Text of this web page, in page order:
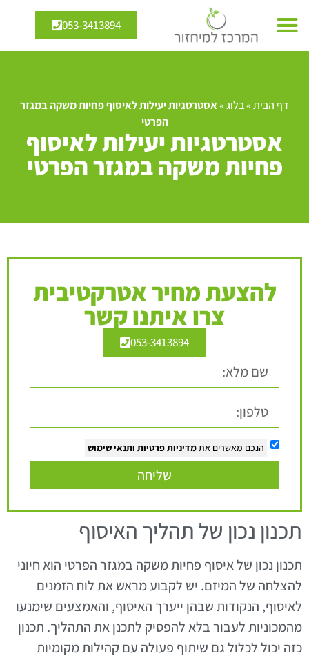
053-3413894
דף הבית»בלוג»אסטרטגיות יעילות לאיסוף פחיות משקה במגזר
הפרטי
אסטרטגיות יעילות לאיסוף
פחיות משקה במגזר הפרטי
להצעת מחיר אטרקטיבית
צרו איתנו קשר
053-3413894
הנכם מאשרים את מדיניות פרטיות ותנאי שימוש
שליחה
תכנון נכון של תהליך האיסוף
תכנון נכון של איסוף פחיות משקה במגזר הפרטי הוא חיוני
להצלחה של המיזם. יש לקבוע מראש את לוח הזמנים
לאיסוף, הנקודות שבהן ייערך האיסוף, והאמצעים שימנעו
מהמכוניות לעבור בלא להפסיק לתכנן את התהליך. תכנון
כזה יכול לכלול גם שיתוף פעולה עם קהילות מקומיות